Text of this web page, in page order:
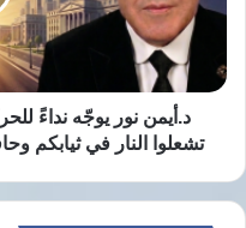
المدنية
اجتماعها
غدا:
تشعلوا
د.أيمن نور يوجّه نداءً
تشعلوا النار في ثيابكم